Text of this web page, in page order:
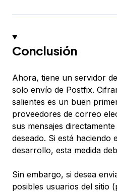
Conclusión
Ahora, tiene un servidor
solo envío de Postfix.
salientes es un buen
proveedores de correo
sus mensajes
deseado. Si está haciendo
desarrollo, esta medida
Sin embargo, si desea
posibles usuarios del sitio